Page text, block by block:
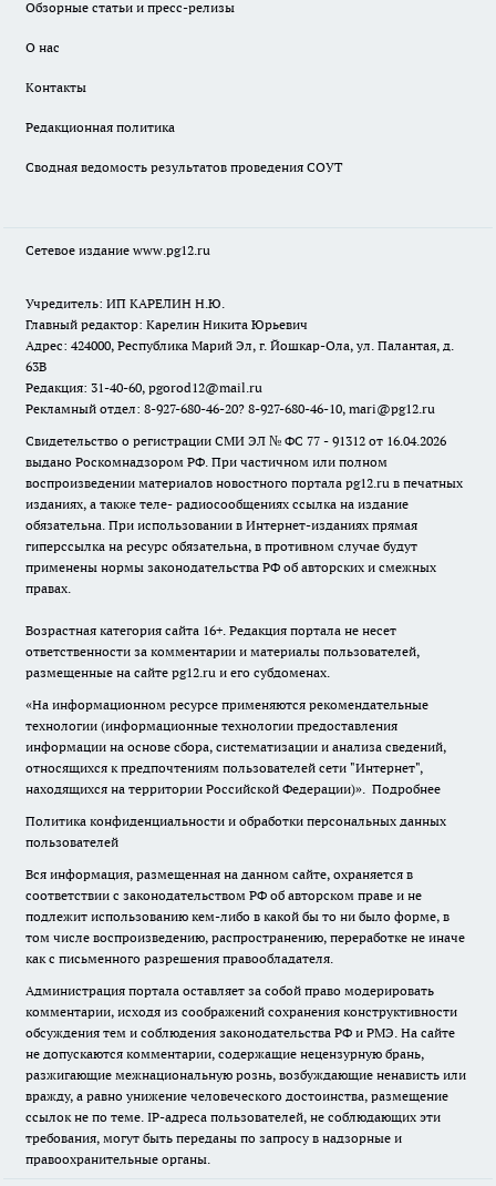
Обзорные статьи и пресс-релизы
О нас
Контакты
Редакционная политика
Сводная ведомость результатов проведения СОУТ
Сетевое издание www.pg12.ru
Учредитель: ИП КАРЕЛИН Н.Ю.
Главный редактор: Карелин Никита Юрьевич
Адрес: 424000, Республика Марий Эл, г. Йошкар-Ола, ул. Палантая, д.
63В
Редакция: 31-40-60, pgorod12@mail.ru
Рекламный отдел: 8-927-680-46-20? 8-927-680-46-10, mari@pg12.ru
Свидетельство о регистрации СМИ ЭЛ № ФС 77 - 91312 от 16.04.2026
выдано Роскомнадзором РФ. При частичном или полном
воспроизведении материалов новостного портала pg12.ru в печатных
изданиях, а также теле- радиосообщениях ссылка на издание
обязательна. При использовании в Интернет-изданиях прямая
гиперссылка на ресурс обязательна, в противном случае будут
применены нормы законодательства РФ об авторских и смежных
правах.
Возрастная категория сайта 16+. Редакция портала не несет
ответственности за комментарии и материалы пользователей,
размещенные на сайте pg12.ru и его субдоменах.
«На информационном ресурсе применяются рекомендательные
технологии (информационные технологии предоставления
информации на основе сбора, систематизации и анализа сведений,
относящихся к предпочтениям пользователей сети "Интернет",
находящихся на территории Российской Федерации)». Подробнее
Политика конфиденциальности и обработки персональных данных
пользователей
Вся информация, размещенная на данном сайте, охраняется в
соответствии с законодательством РФ об авторском праве и не
подлежит использованию кем-либо в какой бы то ни было форме, в
том числе воспроизведению, распространению, переработке не иначе
как с письменного разрешения правообладателя.
Администрация портала оставляет за собой право модерировать
комментарии, исходя из соображений сохранения конструктивности
обсуждения тем и соблюдения законодательства РФ и РМЭ. На сайте
не допускаются комментарии, содержащие нецензурную брань,
разжигающие межнациональную рознь, возбуждающие ненависть или
вражду, а равно унижение человеческого достоинства, размещение
ссылок не по теме. IP-адреса пользователей, не соблюдающих эти
требования, могут быть переданы по запросу в надзорные и
правоохранительные органы.